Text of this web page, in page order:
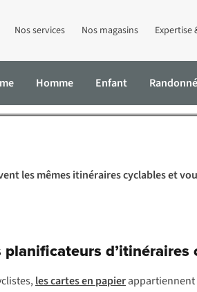
Nos services Nos magasins Expertise
Homme Enfant
Komoot : notre expert vous
: notre expert
les mêmes itinéraires cyclables et
d’itinéraires
les cartes en papierappartiennent